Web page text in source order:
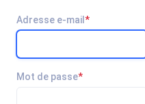
Adresse e-mail *
Mot de passe*